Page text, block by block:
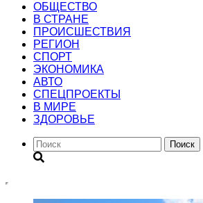
ОБЩЕСТВО
В СТРАНЕ
ПРОИСШЕСТВИЯ
РЕГИОН
CПОРТ
ЭКОНОМИКА
АВТО
СПЕЦПРОЕКТЫ
В МИРЕ
ЗДОРОВЬЕ
Поиск